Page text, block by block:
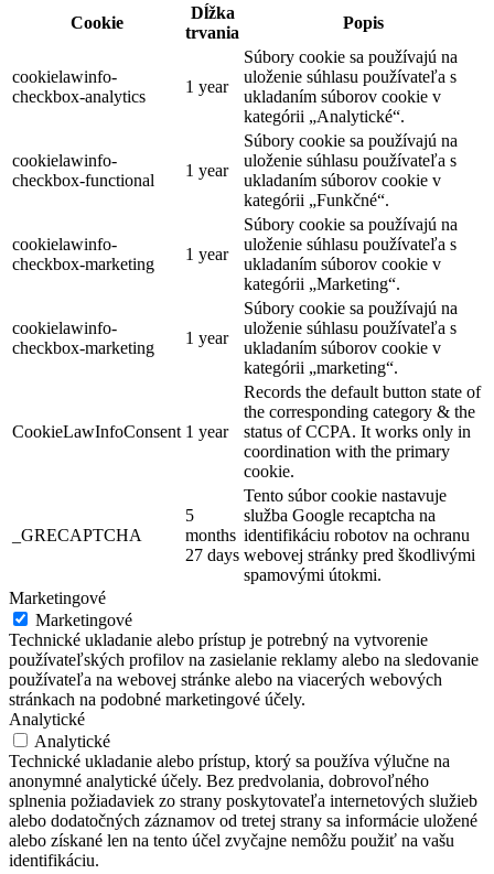
Cookie
Dĺžka
trvania
Popis
cookielawinfo-
checkbox-analytics
1 year
Súbory cookie sa používajú na
uloženie súhlasu používateľa s
ukladaním súborov cookie v
kategórii „Analytické“.
cookielawinfo-
checkbox-functional
1 year
Súbory cookie sa používajú na
uloženie súhlasu používateľa s
ukladaním súborov cookie v
kategórii „Funkčné“.
cookielawinfo-
checkbox-marketing
1 year
Súbory cookie sa používajú na
uloženie súhlasu používateľa s
ukladaním súborov cookie v
kategórii „Marketing“.
cookielawinfo-
checkbox-marketing
1 year
Súbory cookie sa používajú na
uloženie súhlasu používateľa s
ukladaním súborov cookie v
kategórii „marketing“.
CookieLawInfoConsent 1 year
Records the default button state of
the corresponding category & the
status of CCPA. It works only in
coordination with the primary
cookie.
_GRECAPTCHA
5
months
27 days
Tento súbor cookie nastavuje
služba Google recaptcha na
identifikáciu robotov na ochranu
webovej stránky pred škodlivými
spamovými útokmi.
Marketingové
Marketingové
Technické ukladanie alebo prístup je potrebný na vytvorenie
používateľských profilov na zasielanie reklamy alebo na sledovanie
používateľa na webovej stránke alebo na viacerých webových
stránkach na podobné marketingové účely.
Analytické
Analytické
Technické ukladanie alebo prístup, ktorý sa používa výlučne na
anonymné analytické účely. Bez predvolania, dobrovoľného
splnenia požiadaviek zo strany poskytovateľa internetových služieb
alebo dodatočných záznamov od tretej strany sa informácie uložené
alebo získané len na tento účel zvyčajne nemôžu použiť na vašu
identifikáciu.